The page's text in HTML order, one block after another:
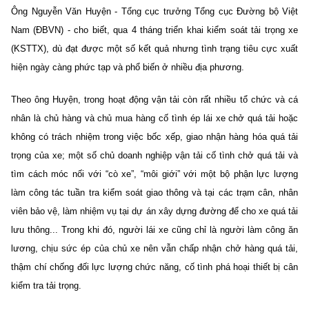
Ông Nguyễn Văn Huyện - Tổng cục trưởng Tổng cục Đường bộ Việt
Nam (ĐBVN) - cho biết, qua 4 tháng triển khai kiểm soát tải trọng xe
(KSTTX), dù đạt được một số kết quả nhưng tình trạng tiêu cực xuất
hiện ngày càng phức tạp và phổ biến ở nhiều địa phương.
Theo ông Huyện, trong hoạt động vận tải còn rất nhiều tổ chức và cá
nhân là chủ hàng và chủ mua hàng cố tình ép lái xe chở quá tải hoặc
không có trách nhiệm trong việc bốc xếp, giao nhận hàng hóa quá tải
trọng của xe; một số chủ doanh nghiệp vận tải cố tình chở quá tải và
tìm cách móc nối với “cò xe”, “môi giới” với một bộ phận lực lượng
làm công tác tuần tra kiểm soát giao thông và tại các trạm cân, nhân
viên bảo vệ, làm nhiệm vụ tại dự án xây dựng đường để cho xe quá tải
lưu thông... Trong khi đó, người lái xe cũng chỉ là người làm công ăn
lương, chịu sức ép của chủ xe nên vẫn chấp nhận chở hàng quá tải,
thậm chí chống đối lực lượng chức năng, cố tình phá hoại thiết bị cân
kiểm tra tải trọng.